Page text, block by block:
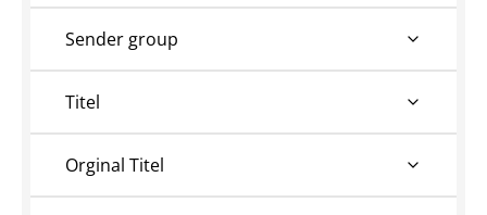
Sender group
Titel
Orginal Titel